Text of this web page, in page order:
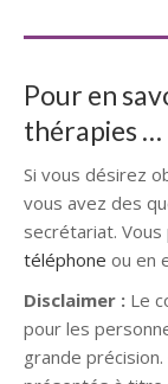
Pour en
thérapies …
Si vous désirez
vous avez des
secrétariat.
téléphone ou en
Disclaimer : Le
pour les
grande